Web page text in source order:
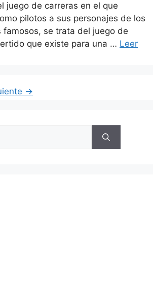
juego de carreras en el que
pilotos a sus personajes de los
famosos, se trata del juego de
que existe para una … Leer
→